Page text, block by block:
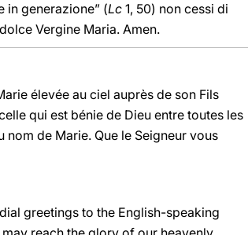
in generazione” (Lc 1, 50) non cessi di
Vergine Maria. Amen.
élevée au ciel auprès de son Fils
qui est bénie de Dieu entre toutes les
de Marie. Que le Seigneur vous
greetings to the English-speaking